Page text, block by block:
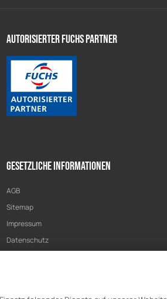
Autorisierter Fuchs Partner
Gesetzliche Informationen
AGB
Sitemap
Impressum
Datenschutz